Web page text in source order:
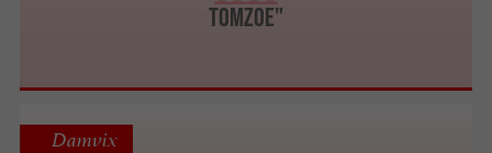
TOMZOE"
Damvix